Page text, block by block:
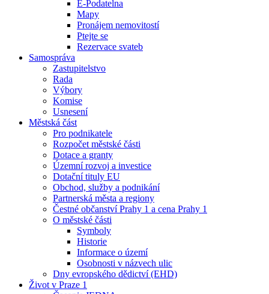
E-Podatelna
Mapy
Pronájem nemovitostí
Ptejte se
Rezervace svateb
Samospráva
Zastupitelstvo
Rada
Výbory
Komise
Usnesení
Městská část
Pro podnikatele
Rozpočet městské části
Dotace a granty
Územní rozvoj a investice
Dotační tituly EU
Obchod, služby a podnikání
Partnerská města a regiony
Čestné občanství Prahy 1 a cena Prahy 1
O městské části
Symboly
Historie
Informace o území
Osobnosti v názvech ulic
Dny evropského dědictví (EHD)
Život v Praze 1